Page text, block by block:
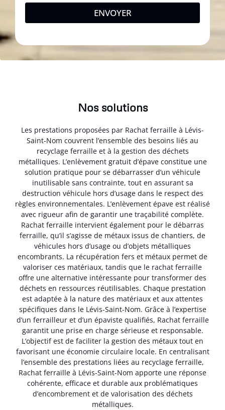
ENVOYER
Nos solutions
Les prestations proposées par Rachat ferraille à Lévis-
Saint-Nom couvrent l’ensemble des besoins liés au
recyclage ferraille et à la gestion des déchets
métalliques. L’enlèvement gratuit d’épave constitue une
solution pratique pour se débarrasser d’un véhicule
inutilisable sans contrainte, tout en assurant sa
destruction véhicule hors d’usage dans le respect des
règles environnementales. L’enlèvement épave est réalisé
avec rigueur afin de garantir une traçabilité complète.
Rachat ferraille intervient également pour le débarras
ferraille, qu’il s’agisse de métaux issus de chantiers, de
véhicules hors d’usage ou d’objets métalliques
encombrants. La récupération fers et métaux permet de
valoriser ces matériaux, tandis que le rachat ferraille
offre une alternative intéressante pour transformer des
déchets en ressources réutilisables. Chaque prestation
est adaptée à la nature des matériaux et aux attentes
spécifiques dans le Lévis-Saint-Nom. Grâce à l’expertise
d’un ferrailleur et d’un épaviste qualifiés, Rachat ferraille
garantit une prise en charge sérieuse et responsable.
L’objectif est de faciliter la gestion des métaux tout en
favorisant une économie circulaire locale. En centralisant
l’ensemble des prestations liées au recyclage ferraille,
Rachat ferraille à Lévis-Saint-Nom apporte une réponse
cohérente, efficace et durable aux problématiques
d’encombrement et de valorisation des déchets
métalliques.